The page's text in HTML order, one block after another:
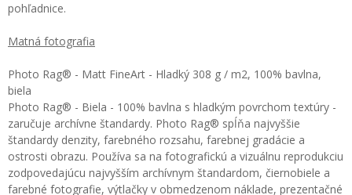
pohľadnice.
Matná fotografia
Photo Rag® - Matt FineArt - Hladký 308 g / m2, 100% bavlna,
biela
Photo Rag® - Biela - 100% bavlna s hladkým povrchom textúry -
zaručuje archívne štandardy. Photo Rag® spĺňa najvyššie
štandardy denzity, farebného rozsahu, farebnej gradácie a
ostrosti obrazu. Používa sa na fotografickú a vizuálnu reprodukciu
zodpovedajúcu najvyšším archívnym štandardom, čiernobiele a
farebné fotografie, výtlačky v obmedzenom náklade, prezentačné